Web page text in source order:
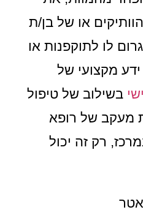
או של בן/ת
לו לתוקפנות או
מקצועי של
בשילוב של טיפול
של רופא
רק זה יכול